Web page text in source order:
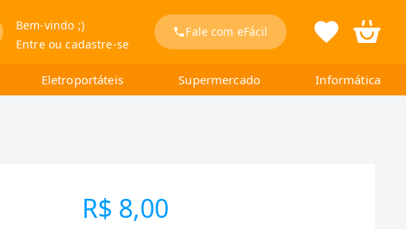
Bem-vindo ;)
Entre ou cadastre-se
Fale com eFácil
Eletroportáteis Supermercado Informática
R$ 8,00